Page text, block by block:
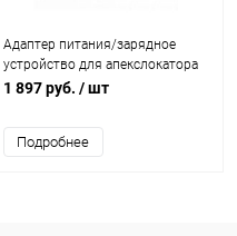
Адаптер питания/зарядное
устройство для апекслокатора
Bingo 1020
1 897 руб. / шт
Подробнее